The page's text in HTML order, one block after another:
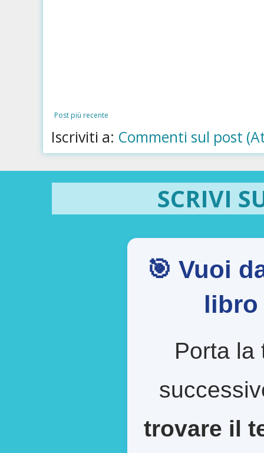
Post più recente
Iscriviti a: Commenti sul post
SCRIVI
🎯 Vuoi
libro
Porta la
trovare il